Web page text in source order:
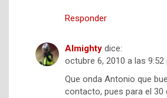
Responder
Almighty dice:
octubre 6, 2010 a las 9:52
Que onda Antonio que
contacto, pues para el 30